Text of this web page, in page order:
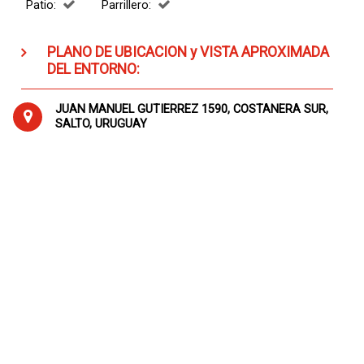
Patio: Parrillero:
PLANO DE UBICACION y VISTA APROXIMADA
DEL ENTORNO:
JUAN MANUEL GUTIERREZ 1590, COSTANERA SUR,
SALTO, URUGUAY